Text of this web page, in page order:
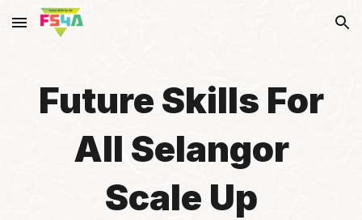
Skip to main content Skip to navigation
Future Skills For
All Selangor
Scale Up